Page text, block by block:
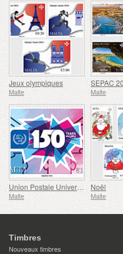
Jeux olympiques
Malte Malte
Union Postale Universelle - 150e Anniversaire
Malte
Noël
Malte
Timbres
Nouveaux timbres